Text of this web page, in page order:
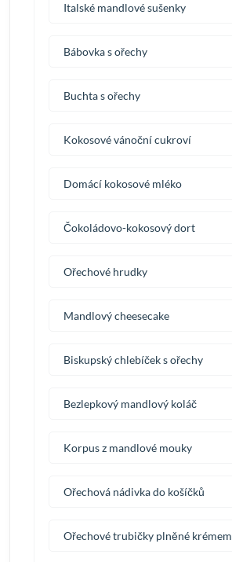
Italské mandlové sušenky
Bábovka s ořechy
Buchta s ořechy
Kokosové vánoční cukroví
Domácí kokosové mléko
Čokoládovo-kokosový dort
Ořechové hrudky
Mandlový cheesecake
Biskupský chlebíček s ořechy
Bezlepkový mandlový koláč
Korpus z mandlové mouky
Ořechová nádivka do košíčků
Ořechové trubičky plněné krémem